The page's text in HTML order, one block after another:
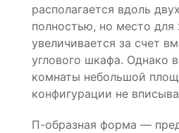
располагается вдоль
полностью, но место для
увеличивается за счет
углового шкафа. Однако
комнаты небольшой
конфигурации не
П-образная форма —